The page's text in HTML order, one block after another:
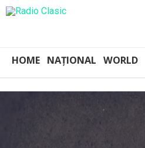
HOME NAȚIONAL WORLD